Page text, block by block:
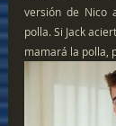
versión de Nico
polla. Si Jack
mamará la polla,